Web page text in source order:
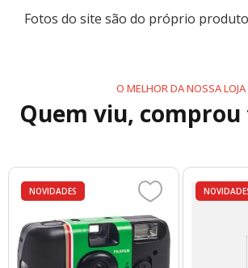
Fotos do site são do próprio
O MELHOR DA NOSSA LOJA
Quem viu,
NOVIDADES